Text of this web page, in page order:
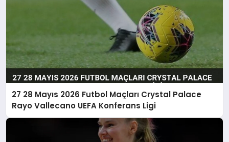
27 28 Mayıs 2026 Futbol Maçları Crystal Palace
Rayo Vallecano UEFA Konferans Ligi